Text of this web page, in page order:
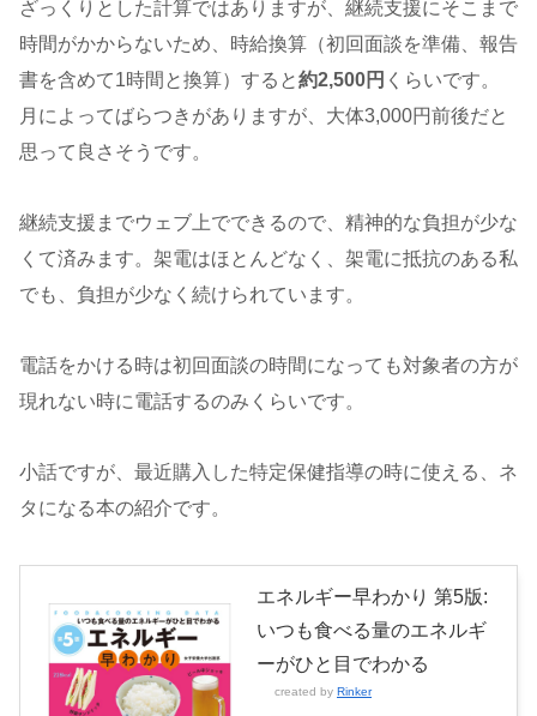
ざっくりとした計算ではありますが、継続支援にそこまで
時間がかからないため、時給換算（初回面談を準備、報告
書を含めて1時間と換算）すると約2,500円 くらいです。
月によってばらつきがありますが、大体3,000円前後だと
思って良さそうです。
継続支援までウェブ上でできるので、精神的な負担が少な
くて済みます。架電はほとんどなく、架電に抵抗のある私
でも、負担が少なく続けられています。
電話をかける時は初回面談の時間になっても対象者の方が
現れない時に電話するのみくらいです。
小話ですが、最近購入した特定保健指導の時に使える、ネ
タになる本の紹介です。
エネルギー早わかり 第5版:
いつも食べる量のエネルギ
ーがひと目でわかる
created by Rinker